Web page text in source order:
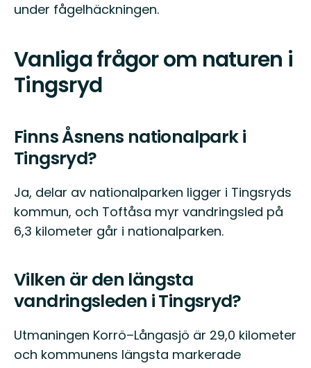
under fågelhäckningen.
Vanliga frågor om naturen i
Tingsryd
Finns Åsnens nationalpark i
Tingsryd?
Ja, delar av nationalparken ligger i Tingsryds
kommun, och Toftåsa myr vandringsled på
6,3 kilometer går i nationalparken.
Vilken är den längsta
vandringsleden i Tingsryd?
Utmaningen Korrö–Långasjö är 29,0 kilometer
och kommunens längsta markerade